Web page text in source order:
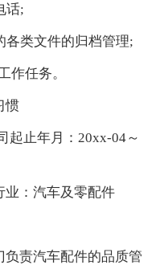
话;
类文件的归档管理;
任务。
惯
止年月：20xx-04～
：汽车及零配件
责汽车配件的品质管